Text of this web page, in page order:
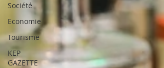
Société
Economie
Tourisme
KEP
GAZETTE